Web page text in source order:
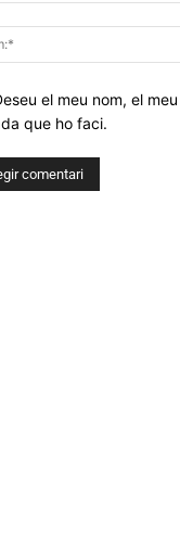
el meu nom, el
que ho faci.